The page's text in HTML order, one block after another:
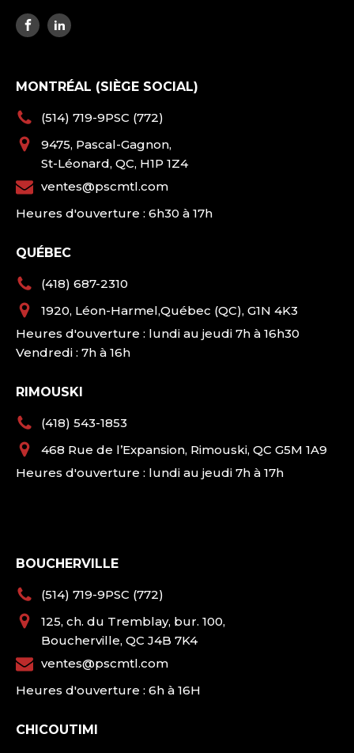
MONTRÉAL (SIÈGE SOCIAL)
(514) 719-9PSC (772)
9475, Pascal-Gagnon,
St-Léonard, QC, H1P 1Z4
ventes@pscmtl.com
Heures d'ouverture : 6h30 à 17h
QUÉBEC
(418) 687-2310
1920, Léon-Harmel,Québec (QC), G1N 4K3
Heures d'ouverture : lundi au jeudi 7h à 16h30
Vendredi : 7h à 16h
RIMOUSKI
(418) 543-1853
468 Rue de l’Expansion, Rimouski, QC G5M 1A9
Heures d'ouverture : lundi au jeudi 7h à 17h
BOUCHERVILLE
(514) 719-9PSC (772)
125, ch. du Tremblay, bur. 100,
Boucherville, QC J4B 7K4
ventes@pscmtl.com
Heures d'ouverture : 6h à 16H
CHICOUTIMI